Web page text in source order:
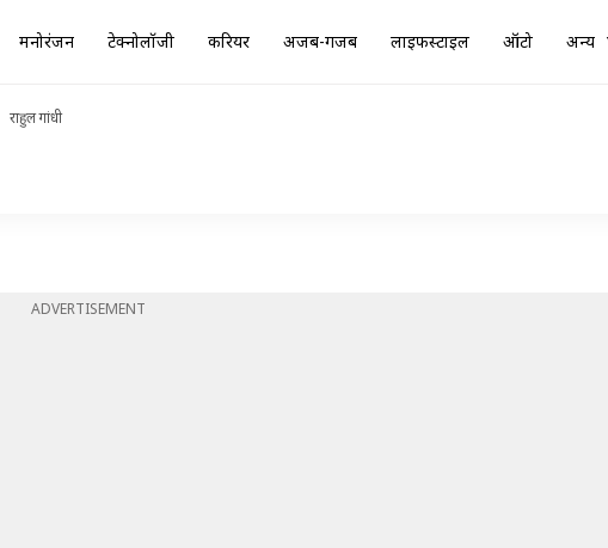
मनोरंजन टेक्नोलॉजी करियर अजब-गजब लाइफस्टाइल ऑटो अन्य
राहुल गांधी
ADVERTISEMENT